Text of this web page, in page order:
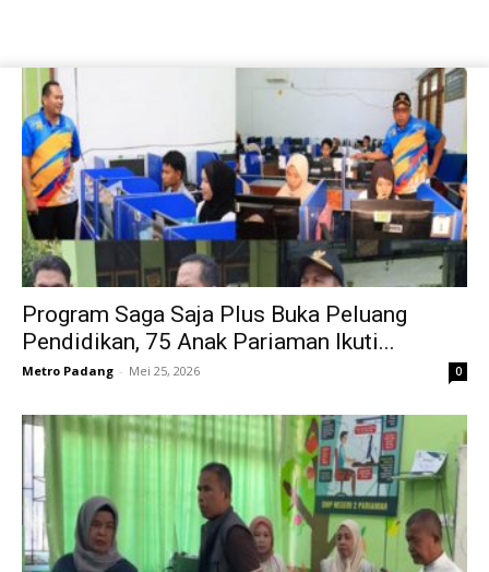
Program Saga Saja Plus Buka Peluang
Pendidikan, 75 Anak Pariaman Ikuti...
Metro Padang - Mei 25, 2026 0